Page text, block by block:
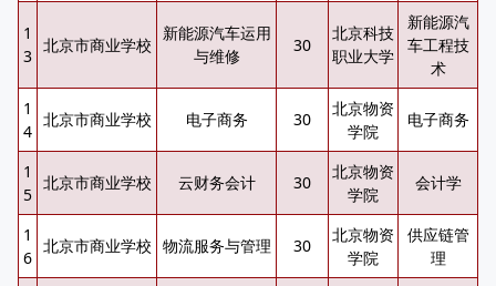
1
3
北京市商业学校
新能源汽车运用
与维修
30
北京科技
职业大学
新能源汽
车工程技
术
1
4
北京市商业学校 电子商务 30
北京物资
学院
电子商务
1
5
北京市商业学校 云财务会计 30
北京物资
学院
会计学
1
6
北京市商业学校 物流服务与管理 30
北京物资
学院
供应链管
理